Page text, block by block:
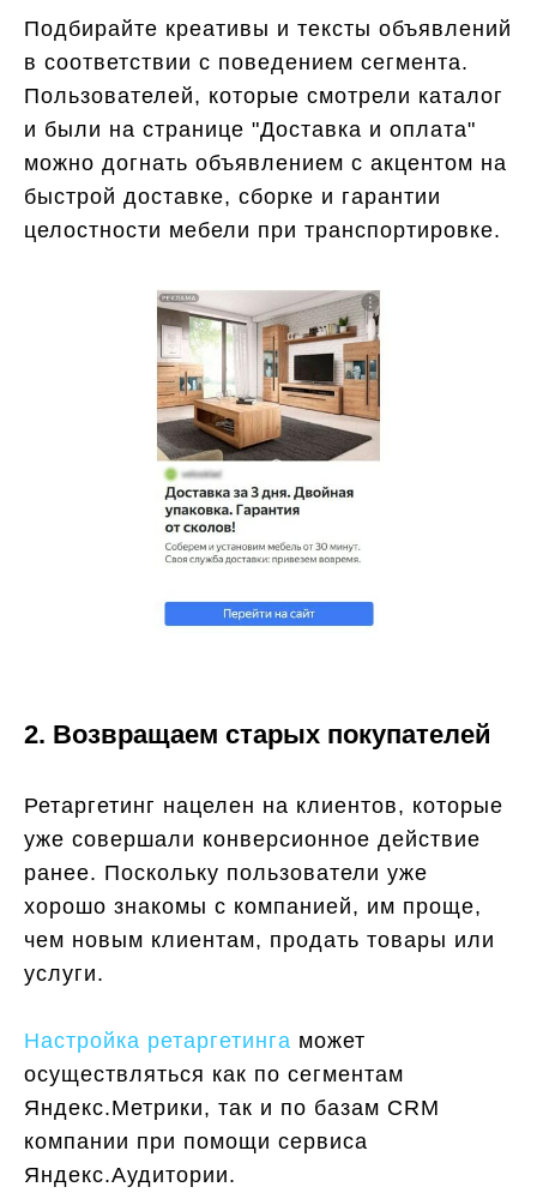
Подбирайте креативы и тексты объявлений
в соответствии с поведением сегмента.
Пользователей, которые смотрели каталог
и были на странице "Доставка и оплата"
можно догнать объявлением с акцентом на
быстрой доставке, сборке и гарантии
целостности мебели при транспортировке.
2. Возвращаем старых покупателей
Ретаргетинг нацелен на клиентов, которые
уже совершали конверсионное действие
ранее. Поскольку пользователи уже
хорошо знакомы с компанией, им проще,
чем новым клиентам, продать товары или
услуги.
Настройка ретаргетинга может
осуществляться как по сегментам
Яндекс.Метрики, так и по базам CRM
компании при помощи сервиса
Яндекс.Аудитории.